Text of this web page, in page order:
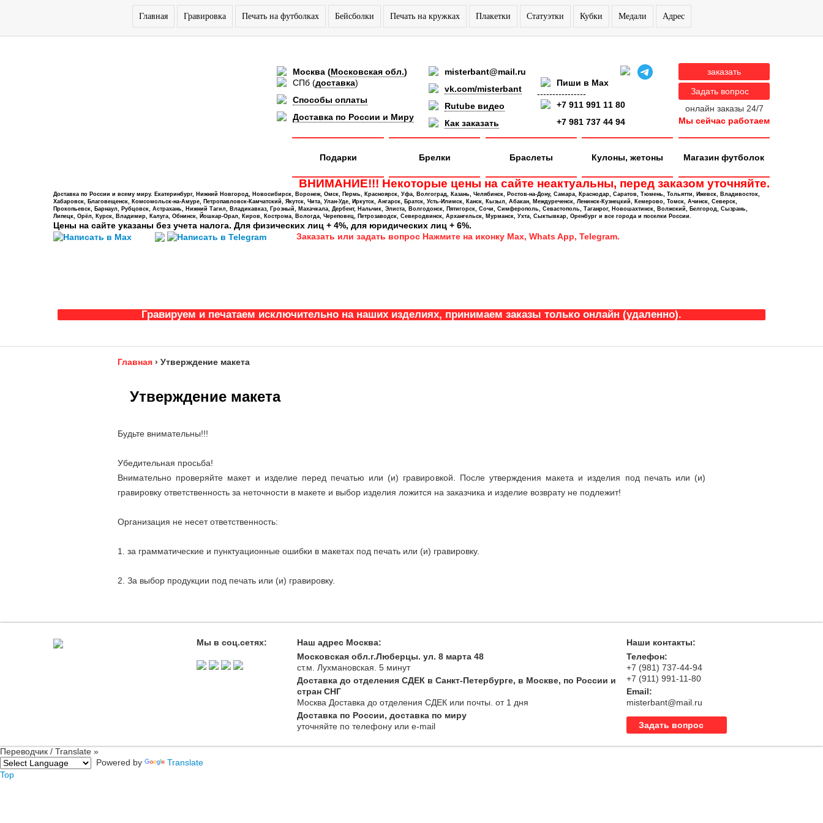
Главная Гравировка Печать на футболках Бейсболки Печать на кружках Плакетки Статуэтки Кубки Медали Адрес
Москва (Московская обл.)
СПб (доставка)
Способы оплаты
Доставка по России и Миру
misterbant@mail.ru
vk.com/misterbant
Rutube видео
Как заказать
Пиши в Max
----------------
+7 911 991 11 80
+7 981 737 44 94
заказать
Задать вопрос
онлайн заказы 24/7
Мы сейчас работаем
Магазин футболок
Кулоны, жетоны
Браслеты
Брелки
Подарки
ВНИМАНИЕ!!! Некоторые цены на сайте неактуальны, перед заказом уточняйте.
Доставка по России и всему миру. Екатеринбург, Нижний Новгород, Новосибирск, Воронеж, Омск, Пермь, Красноярск, Уфа, Волгоград, Казань, Челябинск, Ростов-на-Дону, Самара, Краснодар, Саратов, Тюмень, Тольятти, Ижевск, Владивосток,
Хабаровск, Благовещенск, Комсомольск-на-Амуре, Петропавловск-Камчатский, Якутск, Чита, Улан-Уде, Иркутск, Ангарск, Братск, Усть-Илимск, Канск, Кызыл, Абакан, Междуреченск, Ленинск-Кузнецкий, Кемерово, Томск, Ачинск, Северск,
Прокопьевск, Барнаул, Рубцовск, Астрахань, Нижний Тагил, Владикавказ, Грозный, Махачкала, Дербент, Нальчик, Элиста, Волгодонск, Пятигорск, Сочи, Симферополь, Севастополь, Таганрог, Новошахтинск, Волжский, Белгород, Сызрань,
Липецк, Орёл, Курск, Владимир, Калуга, Обнинск, Йошкар-Орал, Киров, Кострома, Вологда, Череповец, Петрозаводск, Северодвинск, Архангельск, Мурманск, Ухта, Сыктывкар, Оренбург и все города и поселки России.
Цены на сайте указаны без учета налога. Для физических лиц + 4%, для юридических лиц + 6%.
Заказать или задать вопрос Нажмите на иконку Max, Whats App, Telegram.
Гравируем и печатаем исключительно на наших изделиях, принимаем заказы только онлайн (удаленно).
Главная › Утверждение макета
Утверждение макета
Будьте внимательны!!!
Убедительная просьба!
Внимательно проверяйте макет и изделие перед печатью или (и) гравировкой. После утверждения макета и изделия под печать или (и)
гравировку ответственность за неточности в макете и выбор изделия ложится на заказчика и изделие возврату не подлежит!
Организация не несет ответственность:
1. за грамматические и пунктуационные ошибки в макетах под печать или (и) гравировку.
2. За выбор продукции под печать или (и) гравировку.
Мы в соц.сетях:
Наш адрес Москва:
Московская обл.г.Люберцы. ул. 8 марта 48
ст.м. Лухмановская. 5 минут
Доставка до отделения СДЕК в Санкт-Петербурге, в Москве, по России и
стран СНГ
МоскваДоставка до отделения СДЕК или почты. от 1 дня
Доставка по России, доставка по миру
уточняйтепо телефонуили e-mail
Наши контакты:
Телефон:
+7 (981) 737-44-94
+7 (911) 991-11-80
Email:
misterbant@mail.ru
Задать вопрос
Переводчик / Translate »
Powered by
Translate
Top